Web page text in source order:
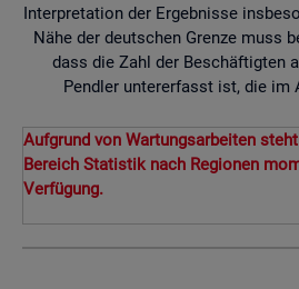
Interpretation der Ergebnisse
Nähe der deutschen Grenze muss
dass die Zahl der Beschäftigten
Pendler untererfasst ist, die im
Aufgrund von Wartungsarbeiten
Bereich Statistik nach Regionen
Verfügung.